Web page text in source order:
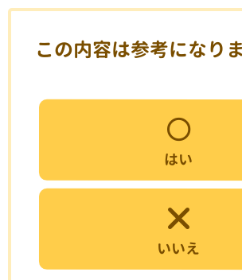
この内容は参考になり
はい
いいえ